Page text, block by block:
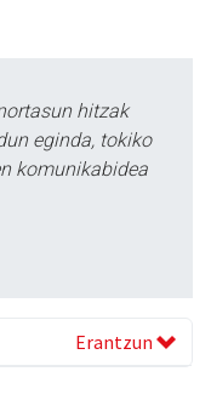
hitzak
eginda, tokiko
komunikabidea
Erantzun